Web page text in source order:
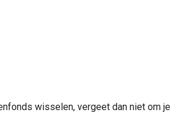
wisselen, vergeet dan niet om je